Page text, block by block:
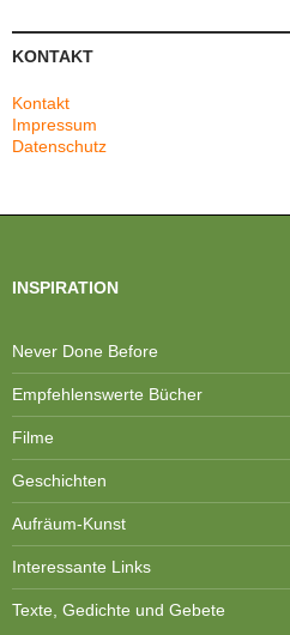
KONTAKT
Kontakt
Impressum
Datenschutz
INSPIRATION
Never Done Before
Empfehlenswerte Bücher
Filme
Geschichten
Aufräum-Kunst
Interessante Links
Texte, Gedichte und Gebete